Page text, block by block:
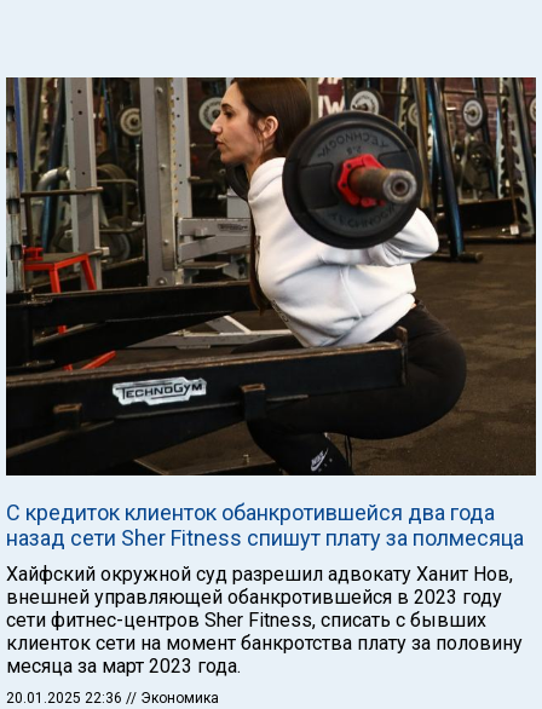
С кредиток клиенток обанкротившейся два года
назад сети Sher Fitness спишут плату за полмесяца
Хайфский окружной суд разрешил адвокату Ханит Нов,
внешней управляющей обанкротившейся в 2023 году
сети фитнес-центров Sher Fitness, списать с бывших
клиенток сети на момент банкротства плату за половину
месяца за март 2023 года.
20.01.2025 22:36 // Экономика